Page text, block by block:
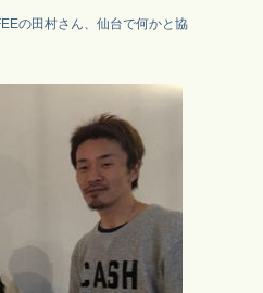
の田村さん、仙台で何かと協